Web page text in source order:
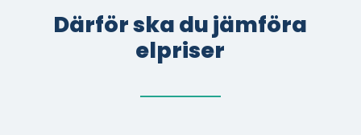
Därför ska du jämföra
elpriser